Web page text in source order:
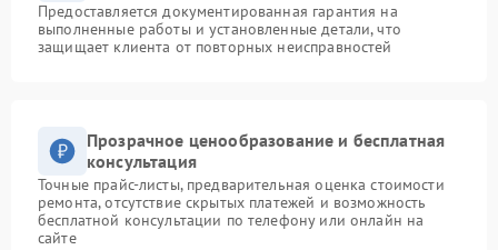
Предоставляется документированная гарантия на
выполненные работы и установленные детали, что
защищает клиента от повторных неисправностей
Прозрачное ценообразование и бесплатная
консультация
Точные прайс-листы, предварительная оценка стоимости
ремонта, отсутствие скрытых платежей и возможность
бесплатной консультации по телефону или онлайн на
сайте